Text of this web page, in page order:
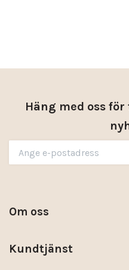
Häng med oss
Om oss
Kundtjänst